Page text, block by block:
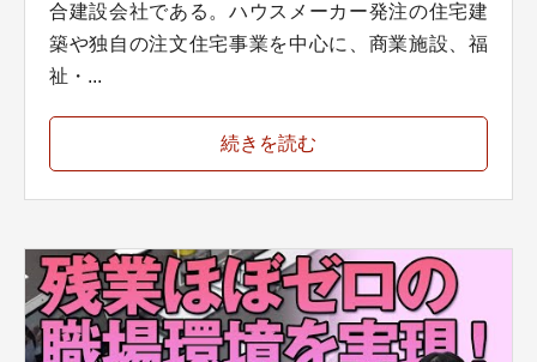
合建設会社である。ハウスメーカー発注の住宅建
築や独自の注文住宅事業を中心に、商業施設、福
祉・...
続きを読む